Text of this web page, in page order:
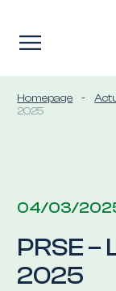
Homepage -
2025
04/03/
PRSE –
2025